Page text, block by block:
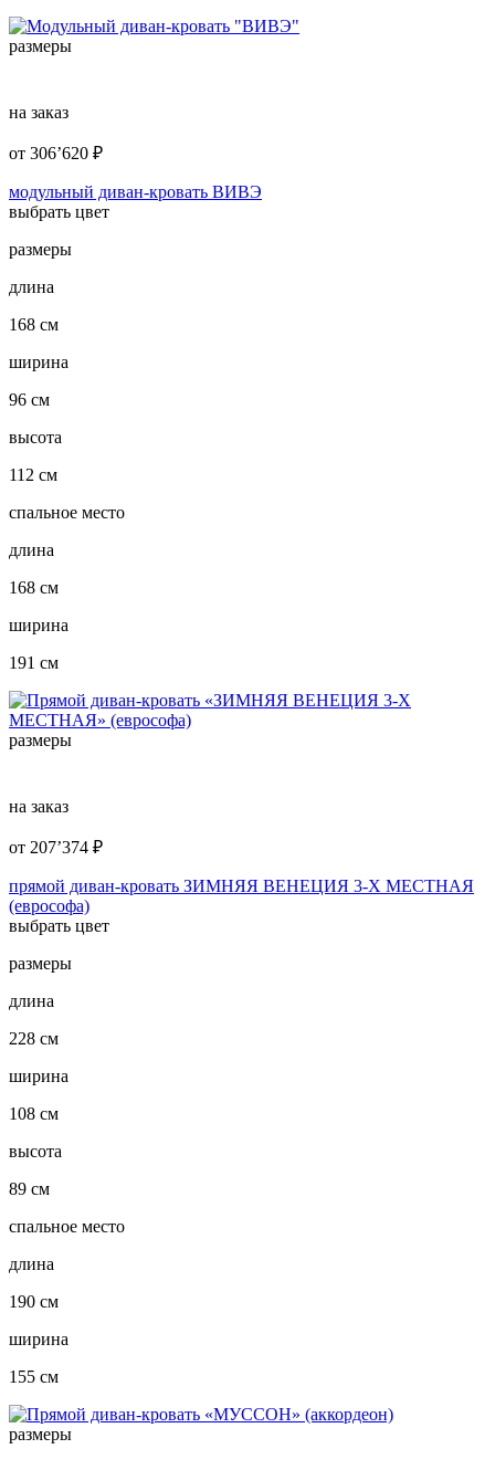
размеры
на заказ
от 306’620 ₽
модульный диван-кровать ВИВЭ
выбрать цвет
размеры
длина
168 см
ширина
96 см
высота
112 см
спальное место
длина
168 см
ширина
191 см
размеры
на заказ
от 207’374 ₽
прямой диван-кровать ЗИМНЯЯ ВЕНЕЦИЯ 3-Х МЕСТНАЯ
(еврософа)
выбрать цвет
размеры
длина
228 см
ширина
108 см
высота
89 см
спальное место
длина
190 см
ширина
155 см
размеры